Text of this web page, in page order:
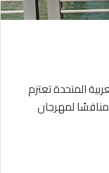
المتحدة تعتزم
لمهرجان